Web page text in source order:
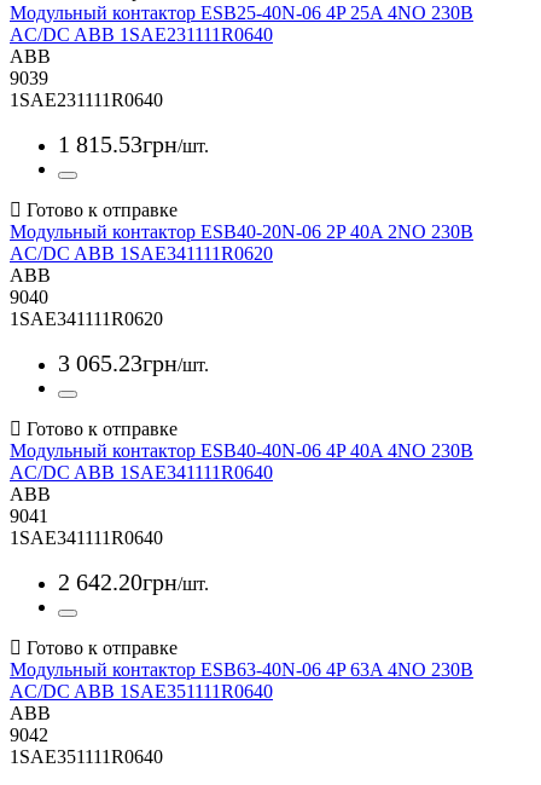
Модульный контактор ESB25-40N-06 4P 25A 4NO 230B
AC/DC ABB 1SAE231111R0640
ABB
9039
1SAE231111R0640
1 815.53грн/шт.
Модульный контактор ESB40-20N-06 2P 40A 2NO 230B
AC/DC ABB 1SAE341111R0620
ABB
9040
1SAE341111R0620
3 065.23грн/шт.
Модульный контактор ESB40-40N-06 4P 40A 4NO 230B
AC/DC ABB 1SAE341111R0640
ABB
9041
1SAE341111R0640
2 642.20грн/шт.
Модульный контактор ESB63-40N-06 4P 63A 4NO 230B
AC/DC ABB 1SAE351111R0640
ABB
9042
1SAE351111R0640